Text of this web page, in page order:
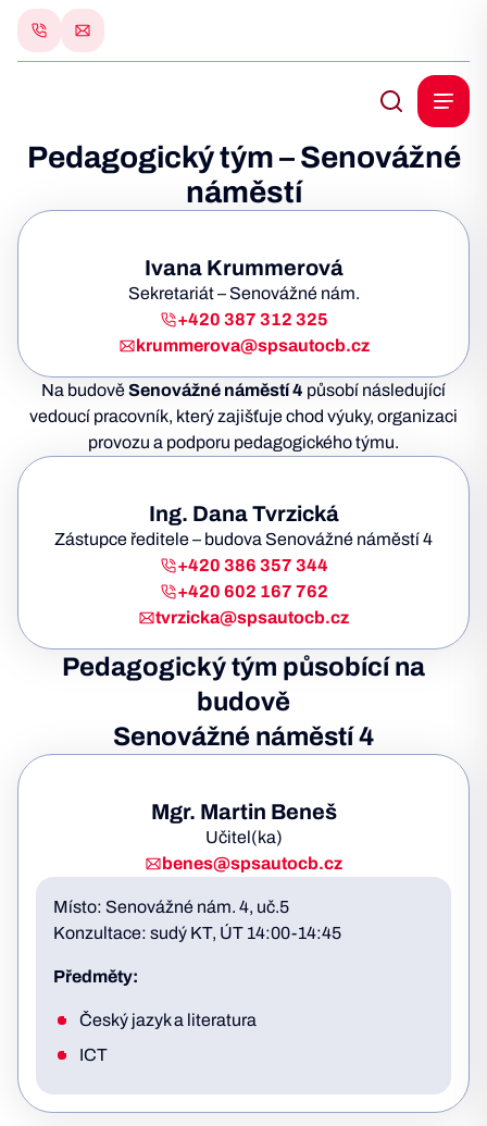
Pedagogický tým – Senovážné
náměstí
Ivana Krummerová
Sekretariát – Senovážné nám.
+420 387 312 325
krummerova@spsautocb.cz
Na budověSenovážné náměstí 4 působí následující
vedoucí pracovník, který zajišťuje chod výuky, organizaci
provozu a podporu pedagogického týmu.
Ing. Dana Tvrzická
Zástupce ředitele – budova Senovážné náměstí 4
+420 386 357 344
+420 602 167 762
tvrzicka@spsautocb.cz
Pedagogický tým působící na
budově
Senovážné náměstí 4
Mgr. Martin Beneš
Učitel(ka)
benes@spsautocb.cz
Místo: Senovážné nám. 4, uč.5
Konzultace: sudý KT, ÚT 14:00-14:45
Předměty:
Český jazyk a literatura
ICT